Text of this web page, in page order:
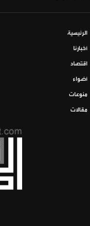
الرئيسية
أخبارنا
اقتصاد
أضواء
منوعات
مقالات